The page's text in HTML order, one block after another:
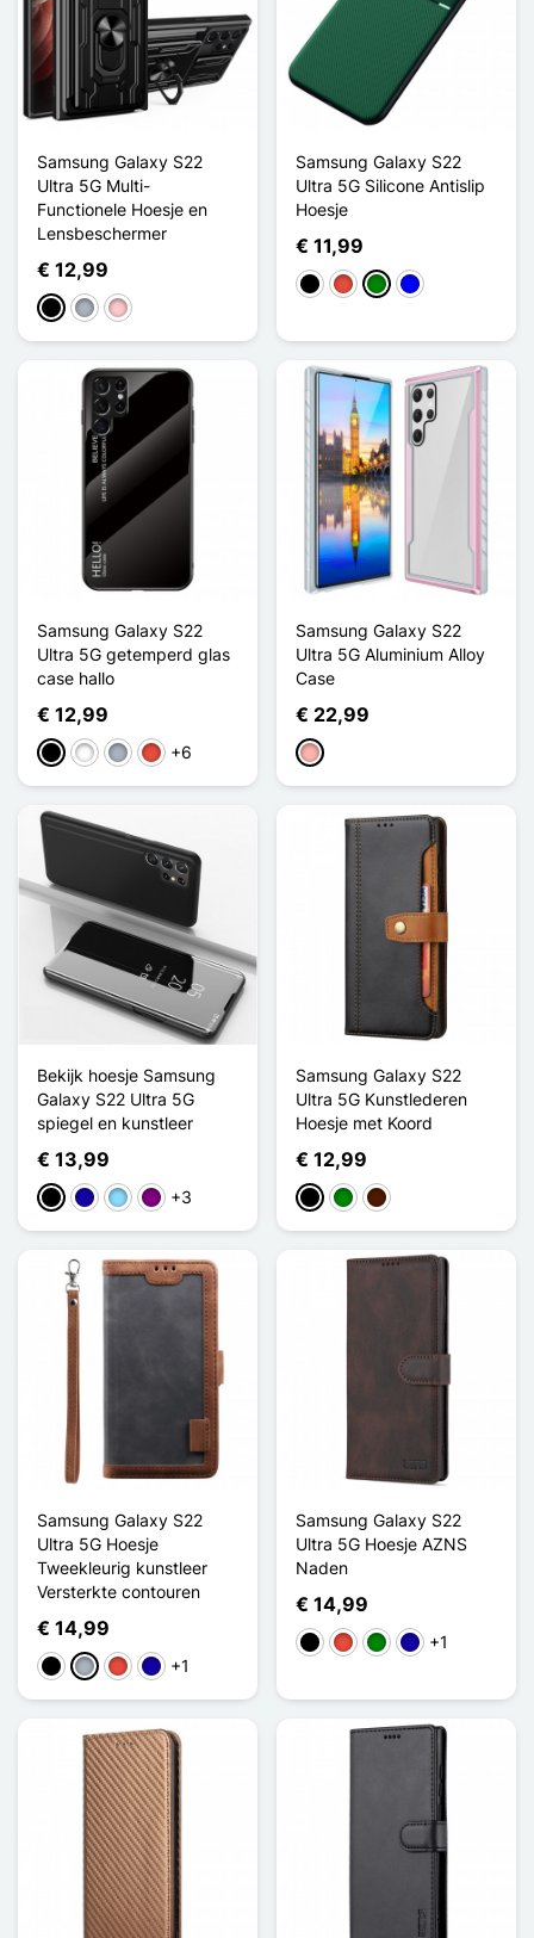
Samsung Galaxy S22
Ultra 5G Multi-
Functionele Hoesje en
Lensbeschermer
€ 12,99
ZwartGrijsRoze
Samsung Galaxy S22
Ultra 5G Silicone Antislip
Hoesje
€ 11,99
ZwartRoodGroenBlauw
Samsung Galaxy S22
Ultra 5G getemperd glas
case hallo
€ 12,99
ZwartWit GrijsRood+6
Samsung Galaxy S22
Ultra 5G Aluminium Alloy
Case
€ 22,99
Rose Goud
Bekijk hoesje Samsung
Galaxy S22 Ultra 5G
spiegel en kunstleer
€ 13,99
ZwartDonkerblauw
Licht Blauw
Purper
+3
Samsung Galaxy S22
Ultra 5G Kunstlederen
Hoesje met Koord
€ 12,99
ZwartGroenDonkerbruin
Samsung Galaxy S22
Ultra 5G Hoesje
Tweekleurig kunstleer
Versterkte contouren
€ 14,99
ZwartGrijsRoodDonkerblauw
+1
Samsung Galaxy S22
Ultra 5G Hoesje AZNS
Naden
€ 14,99
ZwartRoodGroenDonkerblauw
+1